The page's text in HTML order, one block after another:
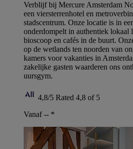
Verblijf bij Mercure Amsterdam
een viersterrenhotel en
stadscentrum. Onze locatie is in
onderdompelt in authentiek lokaal
bioscoop en cafés in de buurt.
op de wetlands ten noorden van
kamers voor vakanties in
zakelijke gasten waarderen ons
uursgym.
4,8/5 Rated 4,8 of 5
Vanaf -- *